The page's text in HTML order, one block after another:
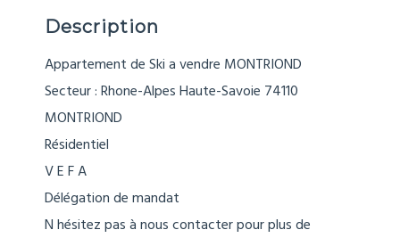
Description
Appartement de Ski a vendre MONTRIOND
Secteur : Rhone-Alpes Haute-Savoie 74110
MONTRIOND
Résidentiel
V E F A
Délégation de mandat
N hésitez pas à nous contacter pour plus de